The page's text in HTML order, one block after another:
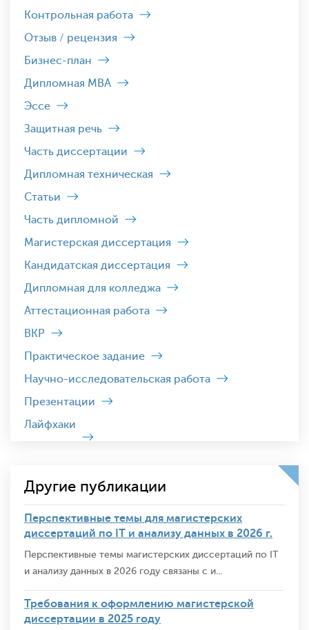
Контрольная работа
Отзыв / рецензия
Бизнес-план
Дипломная MBA
Эссе
Защитная речь
Часть диссертации
Дипломная техническая
Статьи
Часть дипломной
Магистерская диссертация
Кандидатская диссертация
Дипломная для колледжа
Аттестационная работа
ВКР
Практическое задание
Научно-исследовательская работа
Презентации
Лайфхаки
Другие публикации
Перспективные темы для магистерских
диссертаций по IT и анализу данных в 2026 г.
Перспективные темы магистерских диссертаций по IT
и анализу данных в 2026 году связаны с и...
Требования к оформлению магистерской
диссертации в 2025 году